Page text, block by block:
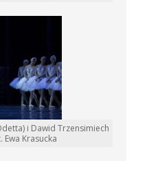
i Dawid Trzensimiech
Ewa Krasucka